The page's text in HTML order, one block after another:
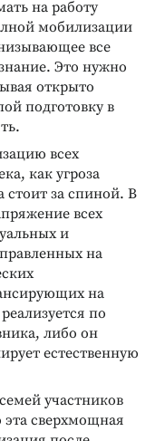
на работу
мобилизации
все
Это нужно
открыто
подготовку в
всех
как угроза
стоит за спиной. В
всех
и
на
на
по
либо он
естественную
участников
сверхмощная